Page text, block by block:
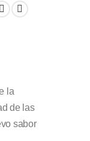
la
de las
sabor